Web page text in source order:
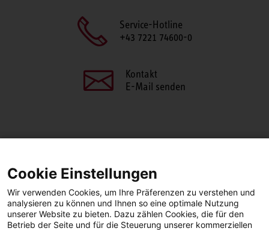
Service-Hotline
+43 7221 74600-0
Kontakt
E-Mail senden
FacebookLinkedIn
Cookie Einstellungen
Wir verwenden Cookies, um Ihre Präferenzen zu verstehen und
analysieren zu können und Ihnen so eine optimale Nutzung
unserer Website zu bieten. Dazu zählen Cookies, die für den
Betrieb der Seite und für die Steuerung unserer kommerziellen